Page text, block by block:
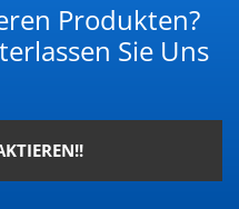
Produkten?
Sie Uns